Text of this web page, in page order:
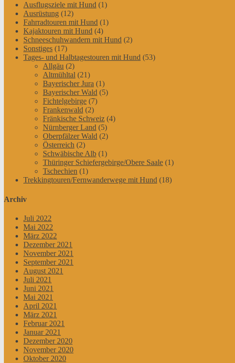
Ausflugsziele mit Hund (1)
Ausrüstung (12)
Fahrradtouren mit Hund (1)
Kajaktouren mit Hund (4)
Schneeschuhwandern mit Hund (2)
Sonstiges (17)
Tages- und Halbtagestouren mit Hund (53)
Allgäu (2)
Altmühltal (21)
Bayerischer Jura (1)
Bayerischer Wald (5)
Fichtelgebirge (7)
Frankenwald (2)
Fränkische Schweiz (4)
Nürnberger Land (5)
Oberpfälzer Wald (2)
Österreich (2)
Schwäbische Alb (1)
Thüringer Schiefergebirge/Obere Saale (1)
Tschechien (1)
Trekkingtouren/Fernwanderwege mit Hund (18)
Archiv
Juli 2022
Mai 2022
März 2022
Dezember 2021
November 2021
September 2021
August 2021
Juli 2021
Juni 2021
Mai 2021
April 2021
März 2021
Februar 2021
Januar 2021
Dezember 2020
November 2020
Oktober 2020